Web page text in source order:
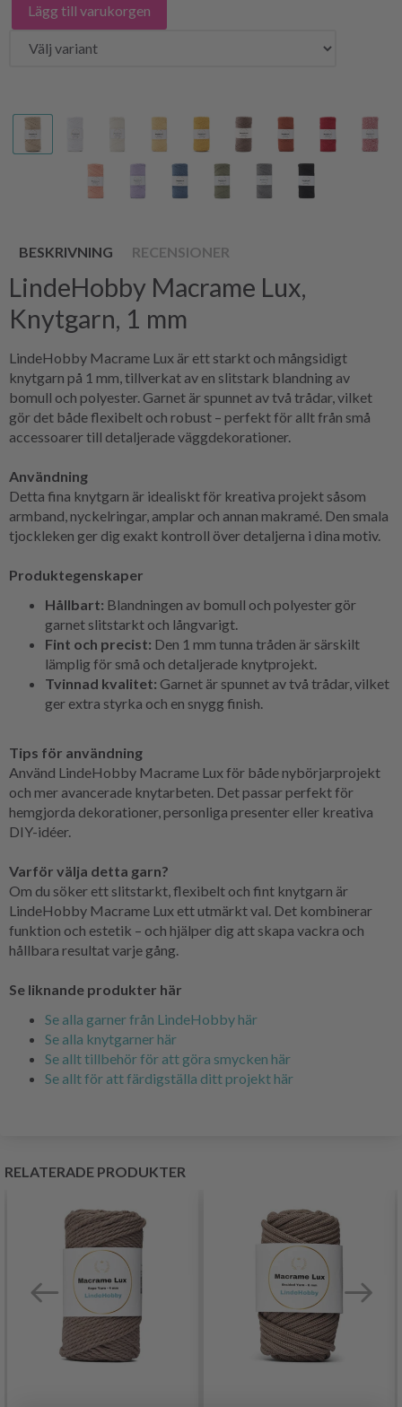
Lägg till varukorgen
BESKRIVNING RECENSIONER
LindeHobby Macrame Lux,
Knytgarn, 1 mm
LindeHobby Macrame Lux är ett starkt och mångsidigt
knytgarn på 1 mm, tillverkat av en slitstark blandning av
bomull och polyester. Garnet är spunnet av två trådar, vilket
gör det både flexibelt och robust – perfekt för allt från små
accessoarer till detaljerade väggdekorationer.
Användning
Detta fina knytgarn är idealiskt för kreativa projekt såsom
armband, nyckelringar, amplar och annan makramé. Den smala
tjockleken ger dig exakt kontroll över detaljerna i dina motiv.
Produktegenskaper
Hållbart: Blandningen av bomull och polyester gör
garnet slitstarkt och långvarigt.
Fint och precist: Den 1 mm tunna tråden är särskilt
lämplig för små och detaljerade knytprojekt.
Tvinnad kvalitet: Garnet är spunnet av två trådar, vilket
ger extra styrka och en snygg finish.
Tips för användning
Använd LindeHobby Macrame Lux för både nybörjarprojekt
och mer avancerade knytarbeten. Det passar perfekt för
hemgjorda dekorationer, personliga presenter eller kreativa
DIY-idéer.
Varför välja detta garn?
Om du söker ett slitstarkt, flexibelt och fint knytgarn är
LindeHobby Macrame Lux ett utmärkt val. Det kombinerar
funktion och estetik – och hjälper dig att skapa vackra och
hållbara resultat varje gång.
Se liknande produkter här
Se alla garner från LindeHobby här
Se alla knytgarner här
Se allt tillbehör för att göra smycken här
Se allt för att färdigställa ditt projekt här
RELATERADE PRODUKTER